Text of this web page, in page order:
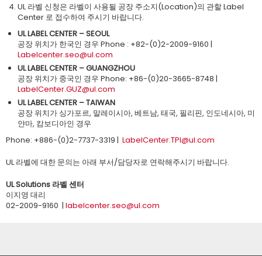
UL 라벨 신청은 라벨이 사용될 공장 주소지(Location)의 관할 Label
Center 로 접수하여 주시기 바랍니다.
UL LABEL CENTER – SEOUL
공장 위치가 한국인 경우 Phone : +82-(0)2-2009-9160 |
Labelcenter.seo@ul.com
UL LABEL CENTER – GUANGZHOU
공장 위치가 중국인 경우 Phone: +86-(0)20-3665-8748 |
LabelCenter.GUZ@ul.com
UL LABEL CENTER – TAIWAN
공장 위치가 싱가포르, 말레이시아, 베트남, 태국, 필리핀, 인도네시아, 미
얀마, 캄보디아인 경우
Phone: +886-(0)2-7737-3319 | LabelCenter.TPI@ul.com
UL 라벨에 대한 문의는 아래 부서/담당자로 연락해주시기 바랍니다.
UL Solutions 라벨 센터
이지영 대리
02-2009-9160 | labelcenter.seo@ul.com